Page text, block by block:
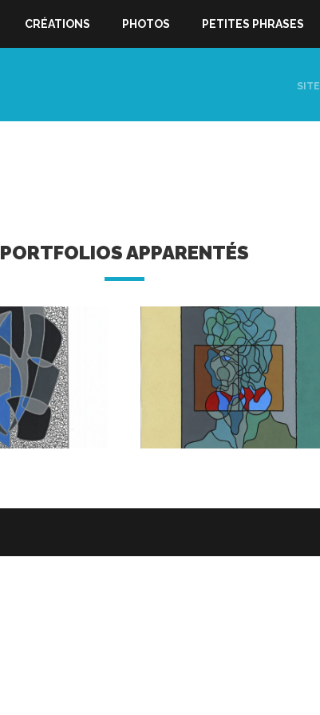
CRÉATIONS PHOTOS PETITES PHRASES
SITE
PORTFOLIOS APPARENTÉS